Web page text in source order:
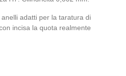
adatti per la taratura di
incisa la quota realmente